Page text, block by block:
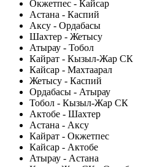
Окжетпес - Кайсар
Астана - Каспий
Аксу - Ордабасы
Шахтер - Жетысу
Атырау - Тобол
Кайрат - Кызыл-Жар СК
Кайсар - Махтаарал
Жетысу - Каспий
Ордабасы - Атырау
Тобол - Кызыл-Жар СК
Актобе - Шахтер
Астана - Аксу
Кайрат - Окжетпес
Кайсар - Актобе
Атырау - Астана